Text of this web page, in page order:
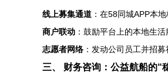
线上募集通道 ：在58同城APP本
商户联动 ：鼓励平台上的本地生
志愿者网络 ：发动公司员工并招
三、 财务咨询：公益航船的“